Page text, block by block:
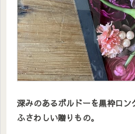
深みのあるボルドーを黒枠ロ
ふさわしい贈りもの。